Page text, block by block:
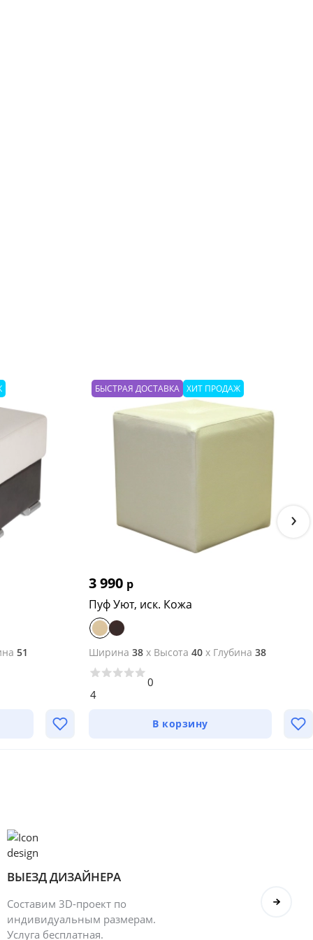
51
БЫСТРАЯ ДОСТАВКА ХИТ ПРОДАЖ
3 990 р
Пуф Уют, иск. Кожа
Ширина 38 x Высота 40 x Глубина 38
4
0
В корзину
›
ВЫЕЗД ДИЗАЙНЕРА
Составим 3D-проект по
индивидуальным размерам.
Услуга бесплатная.